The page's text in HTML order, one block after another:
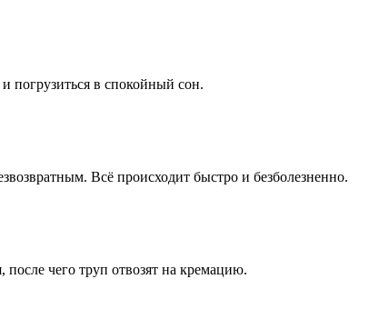
погрузиться в спокойный сон.
Всё происходит быстро и безболезненно.
после чего труп отвозят на кремацию.